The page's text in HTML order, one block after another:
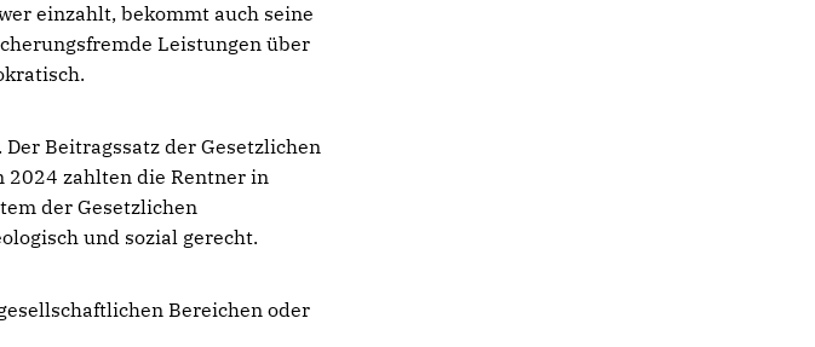
einzahlt, bekommt auch seine
Leistungen über
Beitragssatz der Gesetzlichen
2024 zahlten die Rentner in
der Gesetzlichen
und sozial gerecht.
Bereichen oder